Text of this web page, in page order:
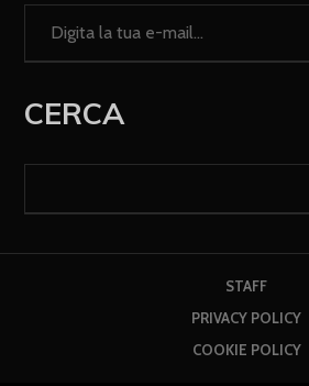
CERCA
STAFF
PRIVACY POLICY
COOKIE POLICY